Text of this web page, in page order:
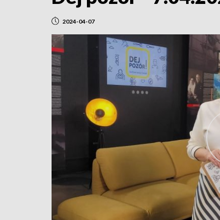
2024-04-07